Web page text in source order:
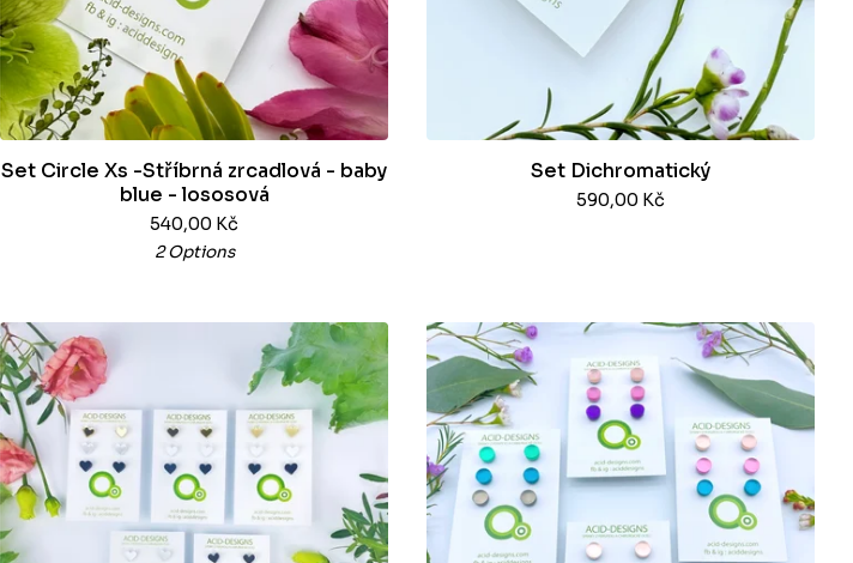
Set Circle Xs -Stříbrná zrcadlová - baby
blue - lososová
540,00 Kč
2 Options
Set Dichromatický
590,00 Kč